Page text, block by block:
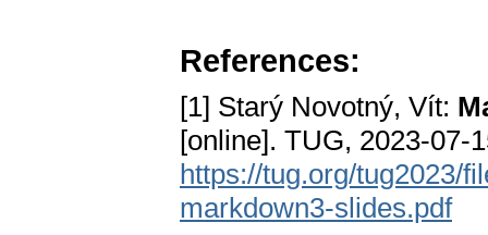
References:
[1] Starý Novotný, Vít:
[online]. TUG, 2023-07-
https://tug.org/tug2023/
markdown3-slides.pdf